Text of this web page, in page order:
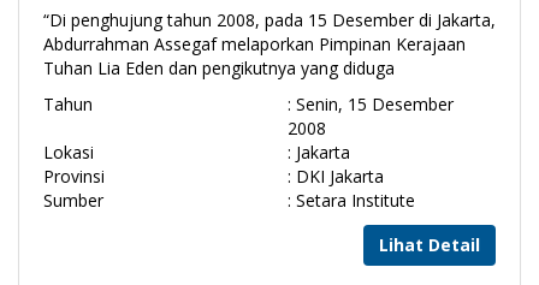
“Di penghujung tahun 2008, pada 15 Desember di Jakarta,
Abdurrahman Assegaf melaporkan Pimpinan Kerajaan
Tuhan Lia Eden dan pengikutnya yang diduga
Tahun
: Senin, 15 Desember
2008
Lokasi
: Jakarta
Provinsi
: DKI Jakarta
Sumber
: Setara Institute
Lihat Detail